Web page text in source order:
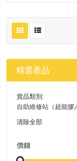
精選產品
貨品類別
自助維修站（超能膠
清除全部
價錢